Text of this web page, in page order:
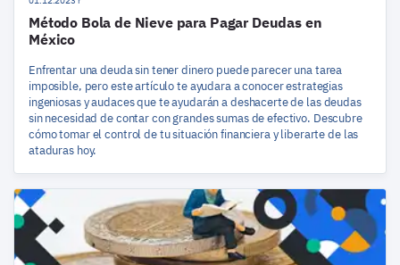
Método Bola de Nieve para Pagar Deudas en
México
Enfrentar una deuda sin tener dinero puede parecer una tarea
imposible, pero este artículo te ayudara a conocer estrategias
ingeniosas y audaces que te ayudarán a deshacerte de las deudas
sin necesidad de contar con grandes sumas de efectivo. Descubre
cómo tomar el control de tu situación financiera y liberarte de las
ataduras hoy.